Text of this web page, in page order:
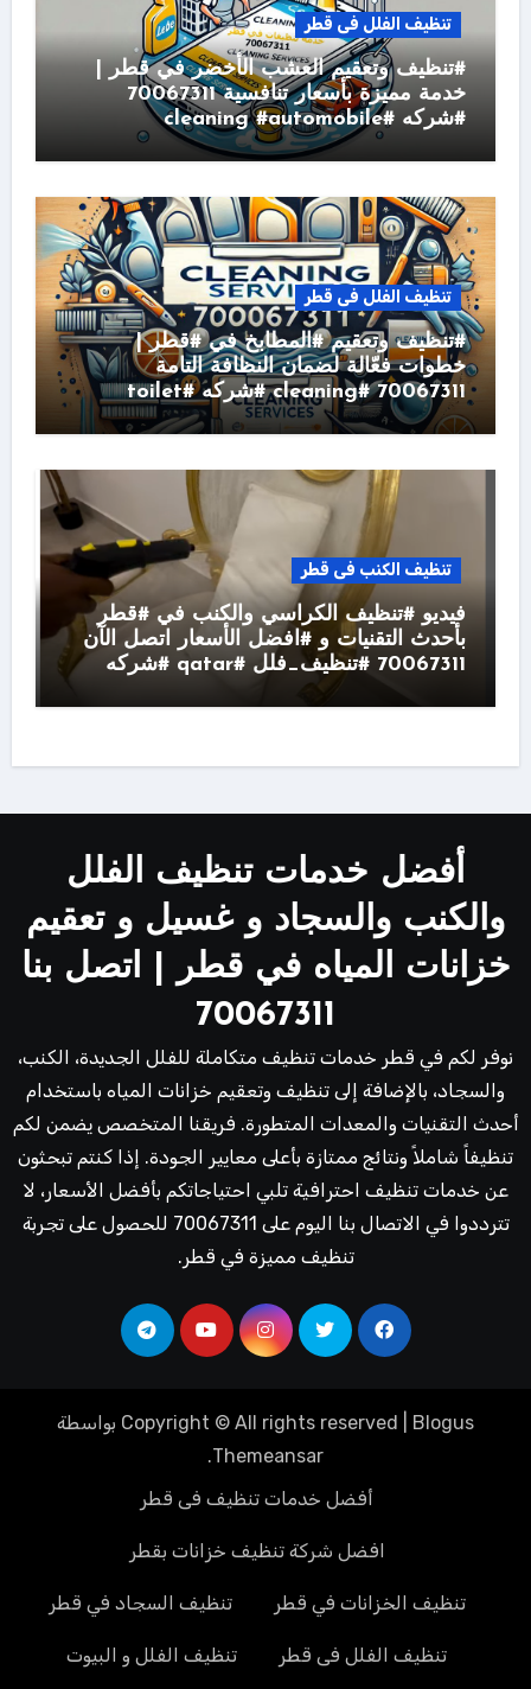
تنظيف الفلل فى قطر
#تنظيف وتعقيم العشب الأخضر في قطر |
خدمة مميزة بأسعار تنافسية 70067311
#شركه #cleaning #automobile
تنظيف الفلل فى قطر
#تنظيف وتعقيم #المطابخ في #قطر |
خطوات فعّالة لضمان النظافة التامة
70067311 #cleaning #شركه #toilet
تنظيف الكنب فى قطر
فيديو #تنظيف الكراسي والكنب في #قطر
بأحدث التقنيات و #افضل الأسعار اتصل الآن
70067311 #تنظيف_فلل #qatar #شركه
أفضل خدمات تنظيف الفلل
والكنب والسجاد و غسيل و تعقيم
خزانات المياه في قطر | اتصل بنا
70067311
نوفر لكم في قطر خدمات تنظيف متكاملة للفلل الجديدة، الكنب،
والسجاد، بالإضافة إلى تنظيف وتعقيم خزانات المياه باستخدام
أحدث التقنيات والمعدات المتطورة. فريقنا المتخصص يضمن لكم
تنظيفاً شاملاً ونتائج ممتازة بأعلى معايير الجودة. إذا كنتم تبحثون
عن خدمات تنظيف احترافية تلبي احتياجاتكم بأفضل الأسعار، لا
تترددوا في الاتصال بنا اليوم على 70067311 للحصول على تجربة
تنظيف مميزة في قطر.
Copyright © All rights reserved Blogus
بواسطة
Themeansar
.
أفضل خدمات تنظيف فى قطر
افضل شركة تنظيف خزانات بقطر
تنظيف الخزانات في قطر تنظيف السجاد في قطر
تنظيف الفلل فى قطر تنظيف الفلل و البيوت